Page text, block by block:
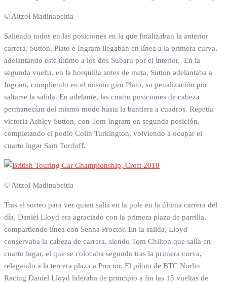
© Aitzol Madinabeitia
Saliendo todos en las posiciones en la que finalizaban la anterior
carrera, Sutton, Plato e Ingram llegaban en línea a la primera curva,
adelantando este último a los dos Subaru por el interior. En la
segunda vuelta, en la horquilla antes de meta, Sutton adelantaba a
Ingram, cumpliendo en el mismo giro Plato, su penalización por
saltarse la salida. En adelante, las cuatro posiciones de cabeza
permanecían del mismo modo hasta la bandera a cuadros. Repetía
victoria Ashley Sutton, con Tom Ingram en segunda posición,
completando el podio Colin Turkington, volviendo a ocupar el
cuarto lugar Sam Tordoff.
© Aitzol Madinabeitia
Tras el sorteo para ver quien salía en la pole en la última carrera del
día, Daniel Lloyd era agraciado con la primera plaza de parrilla,
compartiendo línea con Senna Proctor. En la salida, Lloyd
conservaba la cabeza de carrera, siendo Tom Chilton que salía en
cuarto lugar, el que se colocaba segundo tras la primera curva,
relegando a la tercera plaza a Proctor. El piloto de BTC Norlin
Racing Daniel Lloyd lideraba de principio a fin las 15 vueltas de